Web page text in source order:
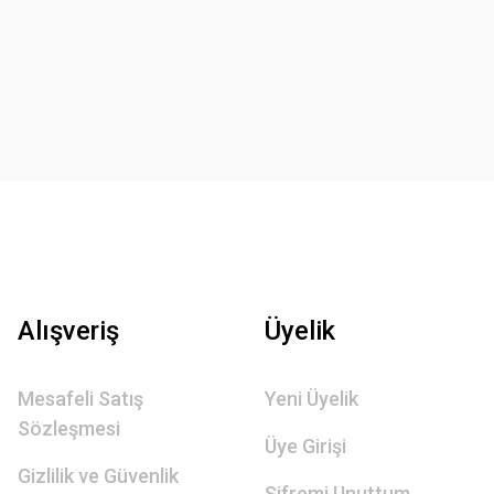
Alışveriş
Mesafeli Satış
Sözleşmesi
Gizlilik ve Güvenlik
Üyelik
Yeni Üyelik
Üye Girişi